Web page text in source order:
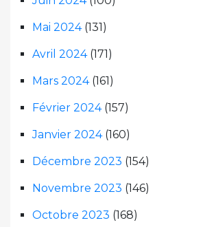
Mai 2024(131)
Avril 2024(171)
Mars 2024(161)
Février 2024(157)
Janvier 2024(160)
Décembre 2023 (154)
Novembre 2023 (146)
Octobre 2023 (168)